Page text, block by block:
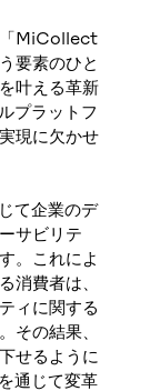
「MiCollect
要素のひと
叶える革新
プラットフ
現に欠かせ
て企業のデ
サビリテ
。これによ
消費者は、
ィに関する
その結果、
せるように
通じて変革